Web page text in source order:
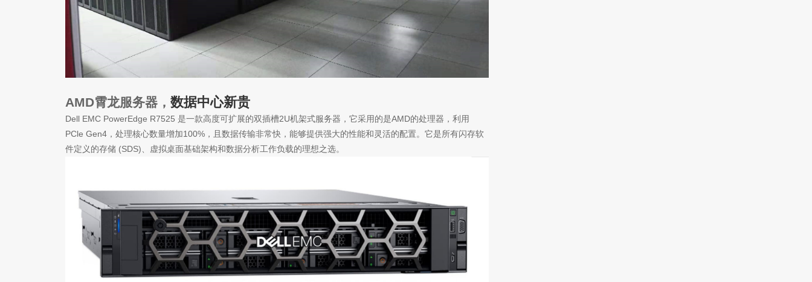
AMD霄龙服务器， 数据中心新贵
Dell EMC PowerEdge R7525 是一款高度可扩展的双插槽2U机架式服务器，它采用的是AMD的处理器，利用
PCle Gen4，处理核心数量增加100%，且数据传输非常快，能够提供强大的性能和灵活的配置。它是所有闪存软
件定义的存储 (SDS)、虚拟桌面基础架构和数据分析工作负载的理想之选。